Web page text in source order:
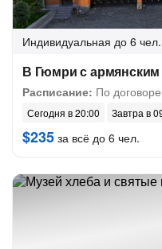
Индивидуальная до 6 чел.
В Гюмри с
Расписание: По
Сегодня в 20:00 Завтра в
$235 за всё до 6 чел.